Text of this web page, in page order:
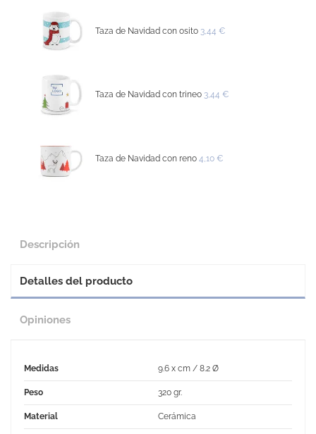
Taza de Navidad con osito 3,44 €
Taza de Navidad con trineo 3,44 €
Taza de Navidad con reno 4,10 €
Descripción
Detalles del producto
Opiniones
Medidas 9.6 x cm / 8.2 Ø
Peso 320 gr.
Material Cerámica